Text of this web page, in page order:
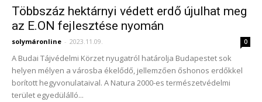
Többszáz hektárnyi védett erdő újulhat meg
az E.ON fejlesztése nyomán
solymáronline - 2023.11.09. 0
A Budai Tájvédelmi Körzet nyugatról határolja Budapestet sok
helyen mélyen a városba ékelődő, jellemzően őshonos erdőkkel
borított hegyvonulataival. A Natura 2000-es természetvédelmi
terület egyedülálló...